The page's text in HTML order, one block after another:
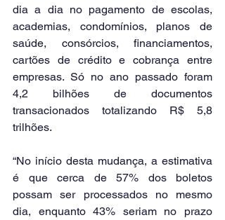
dia a dia no pagamento de escolas,
academias, condomínios, planos de
saúde, consórcios, financiamentos,
cartões de crédito e cobrança entre
empresas. Só no ano passado foram
4,2 bilhões de documentos
transacionados totalizando R$ 5,8
trilhões.
“No início desta mudança, a estimativa
é que cerca de 57% dos boletos
possam ser processados no mesmo
dia, enquanto 43% seriam no prazo